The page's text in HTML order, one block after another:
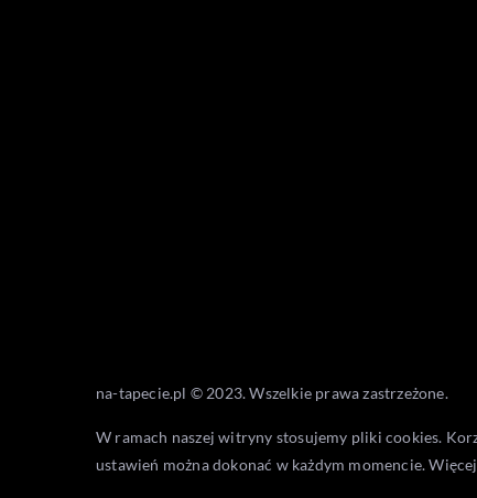
na-tapecie.pl © 2023. Wszelkie prawa zastrzeżone.
W ramach naszej witryny stosujemy pliki cookies.
ustawień można dokonać w każdym momencie.